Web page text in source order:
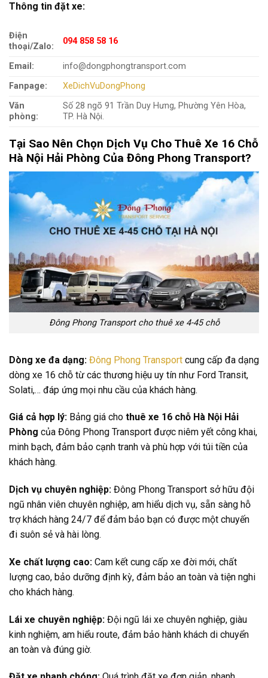
Thông tin đặt xe:
Điện
thoại/Zalo:
094 858 58 16
Email:
info@dongphongtransport.com
Fanpage:
XeDichVuDongPhong
Văn
phòng:
Số 28 ngõ 91 Trần Duy Hưng, Phường Yên Hòa,
TP. Hà Nội.
Tại Sao Nên Chọn Dịch Vụ Cho Thuê Xe 16 Chỗ
Hà Nội Hải Phòng Của Đông Phong Transport?
Đông Phong Transport cho thuê xe 4-45 chỗ
Dòng xe đa dạng: Đông Phong Transport cung cấp đa dạng
dòng xe 16 chỗ từ các thương hiệu uy tín như Ford Transit,
Solati,… đáp ứng mọi nhu cầu của khách hàng.
Giá cả hợp lý: Bảng giá cho thuê xe 16 chỗ Hà Nội Hải
Phòng của Đông Phong Transport được niêm yết công khai,
minh bạch, đảm bảo cạnh tranh và phù hợp với túi tiền của
khách hàng.
Dịch vụ chuyên nghiệp: Đông Phong Transport sở hữu đội
ngũ nhân viên chuyên nghiệp, am hiểu dịch vụ, sẵn sàng hỗ
trợ khách hàng 24/7 để đảm bảo bạn có được một chuyến
đi suôn sẻ và hài lòng.
Xe chất lượng cao: Cam kết cung cấp xe đời mới, chất
lượng cao, bảo dưỡng định kỳ, đảm bảo an toàn và tiện nghi
cho khách hàng.
Lái xe chuyên nghiệp: Đội ngũ lái xe chuyên nghiệp, giàu
kinh nghiệm, am hiểu route, đảm bảo hành khách di chuyển
an toàn và đúng giờ.